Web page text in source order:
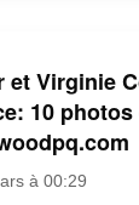
et Virginie
10
à 00:29